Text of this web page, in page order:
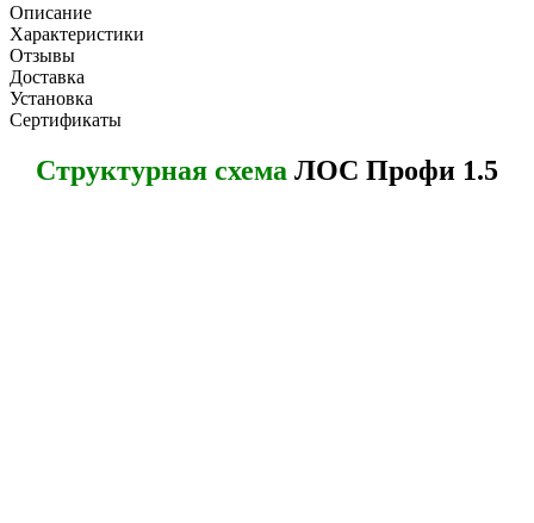
Описание
Характеристики
Отзывы
Доставка
Установка
Сертификаты
Структурная схема ЛОС Профи 1.5